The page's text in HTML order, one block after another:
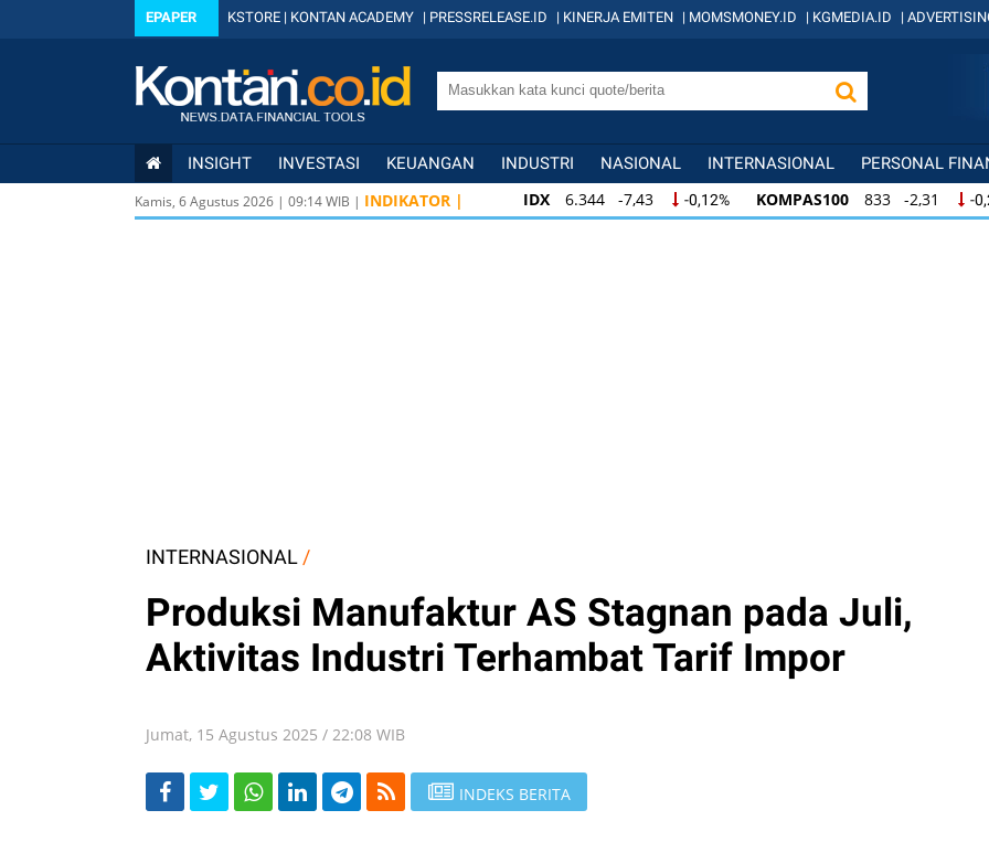
EPAPER KSTORE | KONTAN ACADEMY | PRESSRELEASE.ID | KINERJA EMITEN | MOMSMONEY.ID | KGMEDIA.ID |
INSIGHT INVESTASI KEUANGAN INDUSTRI NASIONAL INTERNASIONAL PERSONAL
Kamis, 6 Agustus 2026 | 09:14WIB | INDIKATOR | IDX 6.344 -7,43 -0,12% KOMPAS100 833 -2,31 -
IDX 6.344 -7,43 -0,12% KOMPAS100 833 -2,31 -
INTERNASIONAL /
Produksi Manufaktur AS Stagnan pada Juli,
Aktivitas Industri Terhambat Tarif Impor
Jumat, 15 Agustus 2025 / 22:08 WIB
INDEKS BERITA